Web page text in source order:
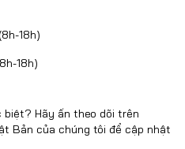
18h)
18h)
biệt? Hãy ấn theo dõi trên
Bản của chúng tôi để cập nhật